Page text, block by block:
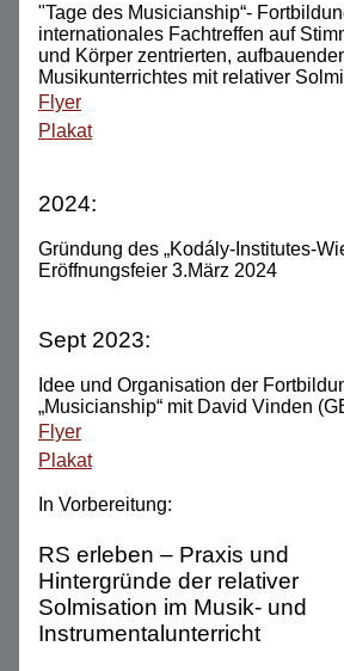
"Tage des Musicianship“-
internationales Fachtreffen auf
und Körper zentrierten,
Musikunterrichtes mit relativer
Flyer
Plakat
2024:
Gründung des „Kodály-Institutes-
Eröffnungsfeier 3.März 2024
Sept 2023:
Idee und Organisation der
„Musicianship“ mit David Vinden
Flyer
Plakat
In Vorbereitung:
RS erleben – Praxis und
Hintergründe der relativer
Solmisation im Musik- und
Instrumentalunterricht